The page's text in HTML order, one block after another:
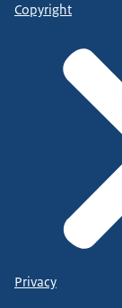
Copyright
Privacy